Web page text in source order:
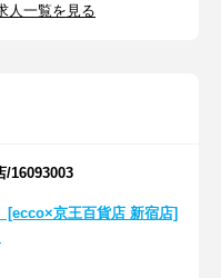
人一覧を見る
/16093003
[ecco×京王百貨店 新宿店]